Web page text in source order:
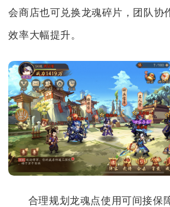
会商店也可兑换龙魂碎片，团队协
效率大幅提升。
合理规划龙魂点使用可间接保